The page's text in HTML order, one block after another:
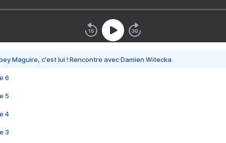
Maguire, c'est lui ! Rencontre avec Damien Witecka
6
5
4
3